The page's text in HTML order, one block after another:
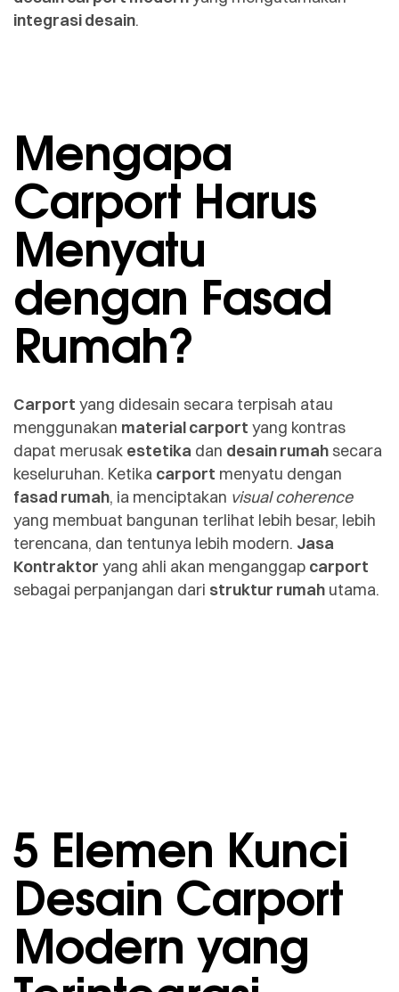
integrasi desain.
Mengapa
Carport Harus
Menyatu
dengan Fasad
Rumah?
Carport yang didesain secara terpisah atau
menggunakan material carport yang kontras
dapat merusak estetika dan desain rumah secara
keseluruhan. Ketika carport menyatu dengan
fasad rumah, ia menciptakan visual coherence
yang membuat bangunan terlihat lebih besar, lebih
terencana, dan tentunya lebih modern. Jasa
Kontraktor yang ahli akan menganggap carport
sebagai perpanjangan dari struktur rumah utama.
5 Elemen Kunci
Desain Carport
Modern yang